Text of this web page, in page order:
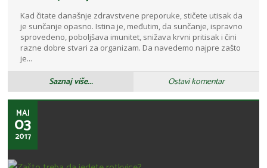
Kad čitate današnje zdravstvene preporuke, stičete utisak da
je sunčanje opasno. Istina je, međutim, da sunčanje, ispravno
sprovedeno, poboljšava imunitet, snižava krvni pritisak i čini
razne dobre stvari za organizam. Da navedemo najpre zašto
je...
Saznaj više... Ostavi komentar
MAJ
03
2017